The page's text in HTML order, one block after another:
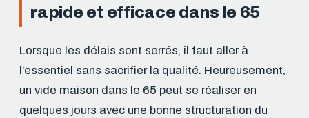
rapide et efficace dans le 65
Lorsque les délais sont serrés, il faut aller à
l’essentiel sans sacrifier la qualité. Heureusement,
un vide maison dans le 65 peut se réaliser en
quelques jours avec une bonne structuration du